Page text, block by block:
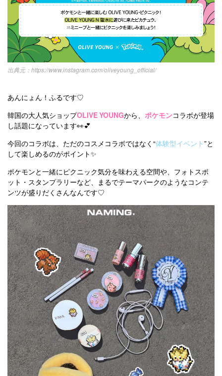
https://www.instagram.com/oliveyoung_official/
あんにょん！ふるです♡
韓国の大人気ショップOLIVE YOUNGから、 ポケモンコラボが登場
し話題になっています👀💕
今回のコラボは、ただのコスメコラボではなく“体験型イベント”と
して楽しめるのがポイント✨
ポケモンと一緒にピクニック気分を味わえる空間や、フォトスポ
ット・スタンプラリーなど、まるでテーマパークのようなコンテ
ンツが盛りだくさんなんです♡